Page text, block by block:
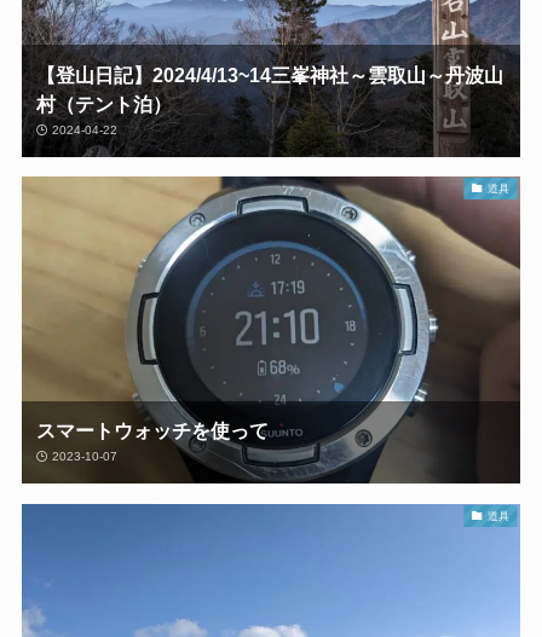
【登山日記】2024/4/13~14三峯神社～雲取山～丹波山
村（テント泊）
2024-04-22
道具
スマートウォッチを使って
2023-10-07
道具